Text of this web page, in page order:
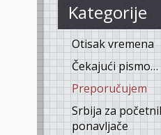
Kategorije
Otisak vremena
Čekajući pismo…
Preporučujem
Srbija za
ponavljače